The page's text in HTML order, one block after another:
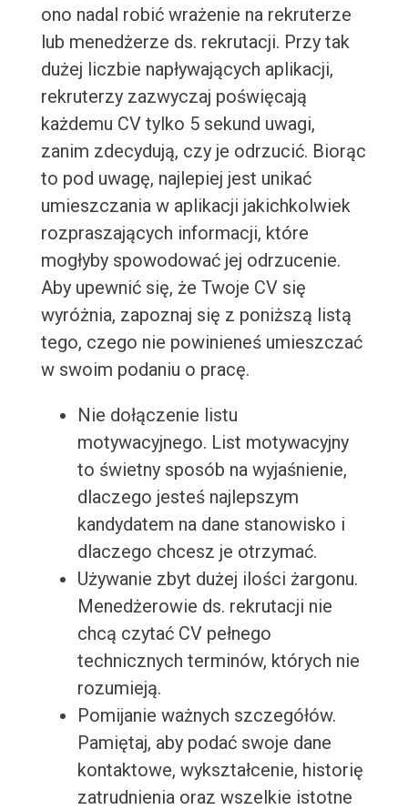
ono nadal robić wrażenie na rekruterze
lub menedżerze ds. rekrutacji. Przy tak
dużej liczbie napływających aplikacji,
rekruterzy zazwyczaj poświęcają
każdemu CV tylko 5 sekund uwagi,
zanim zdecydują, czy je odrzucić. Biorąc
to pod uwagę, najlepiej jest unikać
umieszczania w aplikacji jakichkolwiek
rozpraszających informacji, które
mogłyby spowodować jej odrzucenie.
Aby upewnić się, że Twoje CV się
wyróżnia, zapoznaj się z poniższą listą
tego, czego nie powinieneś umieszczać
w swoim podaniu o pracę.
Nie dołączenie listu
motywacyjnego. List motywacyjny
to świetny sposób na wyjaśnienie,
dlaczego jesteś najlepszym
kandydatem na dane stanowisko i
dlaczego chcesz je otrzymać.
Używanie zbyt dużej ilości żargonu.
Menedżerowie ds. rekrutacji nie
chcą czytać CV pełnego
technicznych terminów, których nie
rozumieją.
Pomijanie ważnych szczegółów.
Pamiętaj, aby podać swoje dane
kontaktowe, wykształcenie, historię
zatrudnienia oraz wszelkie istotne